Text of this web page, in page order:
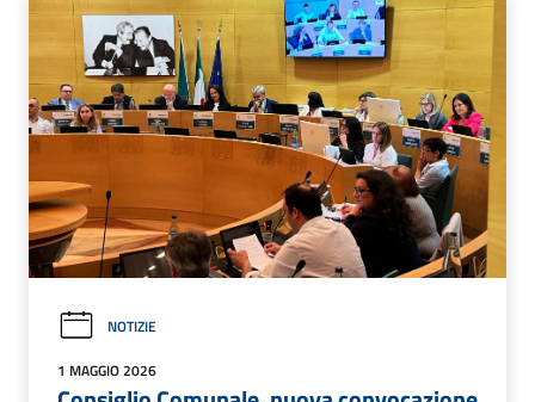
NOTIZIE
1 MAGGIO 2026